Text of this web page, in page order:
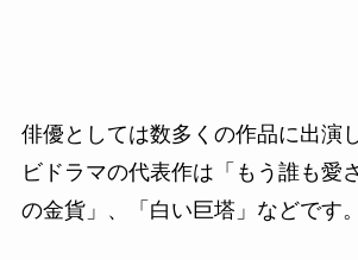
俳優としては数多くの作品に出演
ビドラマの代表作は「もう誰も愛
の金貨」、「白い巨塔」などです。